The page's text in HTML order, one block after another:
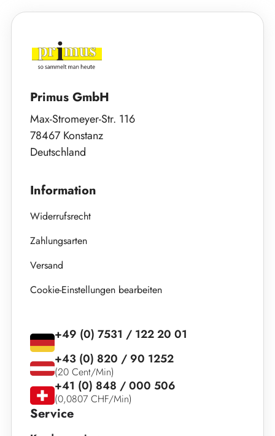
Primus GmbH
Max-Stromeyer-Str. 116
78467 Konstanz
Deutschland
Information
Widerrufsrecht
Zahlungsarten
Versand
Cookie-Einstellungen bearbeiten
Service
+49 (0) 7531 / 122 20 01
+43 (0) 820 / 90 1252
(20 Cent/Min)
+41 (0) 848 / 000 506
(0,0807 CHF/Min)